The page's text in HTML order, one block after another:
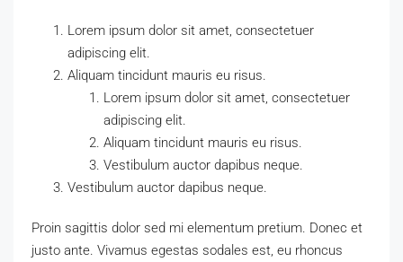
Lorem ipsum dolor sit amet, consectetuer
adipiscing elit.
Aliquam tincidunt mauris eu risus.
Lorem ipsum dolor sit amet, consectetuer
adipiscing elit.
Aliquam tincidunt mauris eu risus.
Vestibulum auctor dapibus neque.
Vestibulum auctor dapibus neque.
Proin sagittis dolor sed mi elementum pretium. Donec et
justo ante. Vivamus egestas sodales est, eu rhoncus